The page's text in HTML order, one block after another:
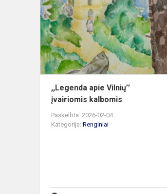
,,Legenda apie Vilnių’’
įvairiomis kalbomis
Paskelbta: 2026-02-04
Kategorija: Renginiai